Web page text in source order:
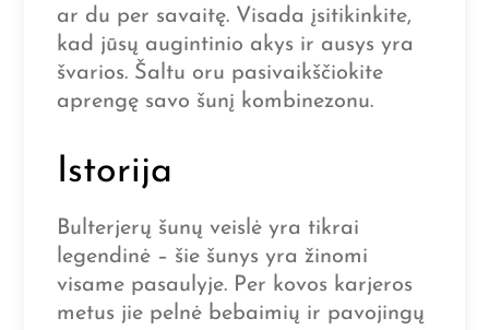
ar du per savaitę. Visada įsitikinkite,
kad jūsų augintinio akys ir ausys yra
švarios. Šaltu oru pasivaikščiokite
aprengę savo šunį kombinezonu.
Istorija
Bulterjerų šunų veislė yra tikrai
legendinė – šie šunys yra žinomi
visame pasaulyje. Per kovos karjeros
metus jie pelnė bebaimių ir pavojingų